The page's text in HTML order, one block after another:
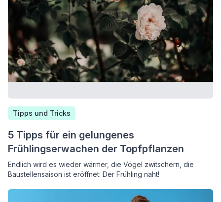
Tipps und Tricks
5 Tipps für ein gelungenes
Frühlingserwachen der Topfpflanzen
Endlich wird es wieder wärmer, die Vögel zwitschern, die
Baustellensaison ist eröffnet: Der Frühling naht!